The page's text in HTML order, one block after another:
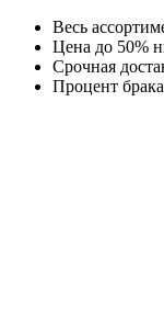
Перейти
содержимому
Весь
Цена до 50%
Срочная
Процент